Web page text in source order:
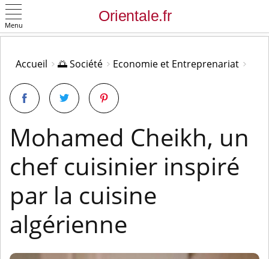
Menu
Accueil 🌅 Société Economie et Entreprenariat
Mohamed Cheikh, un
chef cuisinier inspiré
par la cuisine
algérienne